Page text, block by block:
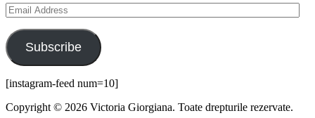
Email
Address
Subscribe
[instagram-feed num=10]
Copyright © 2026 Victoria Giorgiana. Toate drepturile rezervate.